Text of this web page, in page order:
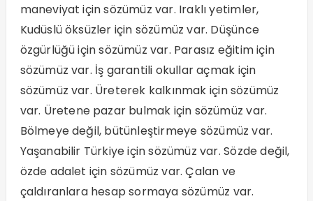
maneviyat için sözümüz var. Iraklı yetimler,
Kudüslü öksüzler için sözümüz var. Düşünce
özgürlüğü için sözümüz var. Parasız eğitim için
sözümüz var. İş garantili okullar açmak için
sözümüz var. Üreterek kalkınmak için sözümüz
var. Üretene pazar bulmak için sözümüz var.
Bölmeye değil, bütünleştirmeye sözümüz var.
Yaşanabilir Türkiye için sözümüz var. Sözde değil,
özde adalet için sözümüz var. Çalan ve
çaldıranlara hesap sormaya sözümüz var.